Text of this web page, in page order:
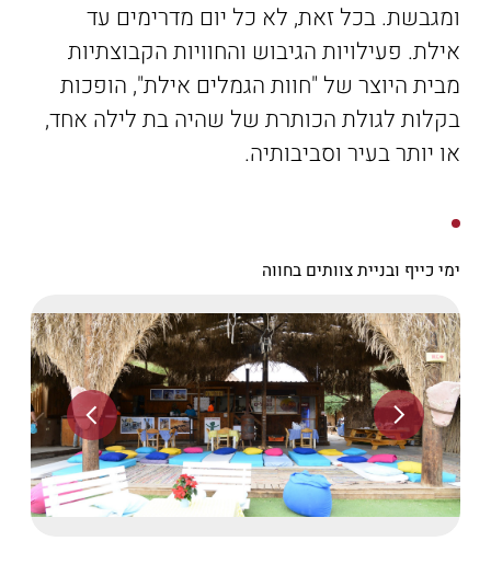
ומגבשת. בכל זאת, לא כל יום מדרימים עד
אילת. פעילויות הגיבוש והחוויות הקבוצתיות
מבית היוצר של "חוות הגמלים אילת", הופכות
בקלות לגולת הכותרת של שהיה בת לילה אחד,
או יותר בעיר וסביבותיה.
ימי כייף ובניית צוותים בחווה